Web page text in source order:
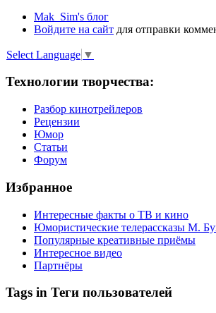
Mak_Sim's блог
Войдите на сайт для отправки
Select Language ▼
Технологии творчества:
Разбор кинотрейлеров
Рецензии
Юмор
Статьи
Форум
Избранное
Интересные факты о ТВ и кино
Юмористические телерассказы М.
Популярные креативные приёмы
Интересное видео
Партнёры
Tags in Теги пользователей